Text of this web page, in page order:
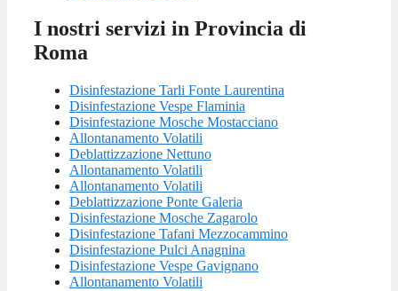
I nostri servizi in Provincia di
Roma
Disinfestazione Tarli Fonte Laurentina
Disinfestazione Vespe Flaminia
Disinfestazione Mosche Mostacciano
Allontanamento Volatili
Deblattizzazione Nettuno
Allontanamento Volatili
Allontanamento Volatili
Deblattizzazione Ponte Galeria
Disinfestazione Mosche Zagarolo
Disinfestazione Tafani Mezzocammino
Disinfestazione Pulci Anagnina
Disinfestazione Vespe Gavignano
Allontanamento Volatili